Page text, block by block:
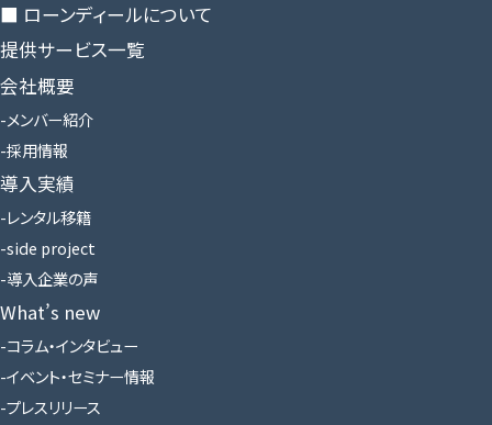
■ ローンディールに​ついて
提供サービス一覧
会社概要
メンバー紹介
採用情報
導入実績
レンタル移籍
side project
導入企業の声
What’s new
コラム・インタビュー
イベント・セミナー情報
プレスリリース